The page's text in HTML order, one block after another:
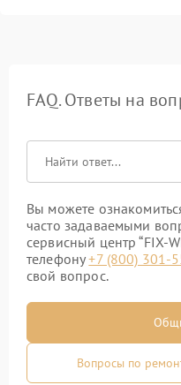
FAQ. Ответы на
Вы можете
часто задаваемыми
сервисный центр “FIX-
телефону+7 (800) 301-
свой вопрос.
Вопросы по